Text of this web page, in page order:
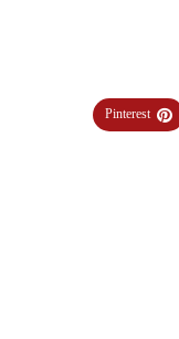
Pinterest